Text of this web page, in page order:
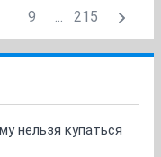
9 ... 215
нельзя купаться